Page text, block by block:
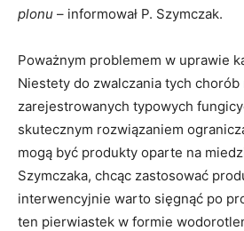
plonu – informował P. Szymczak.
Poważnym problemem w uprawie
Niestety do zwalczania tych chorób
zarejestrowanych typowych
skutecznym rozwiązaniem
mogą być produkty oparte na
Szymczaka, chcąc zastosować
interwencyjnie warto sięgnąć po
ten pierwiastek w formie